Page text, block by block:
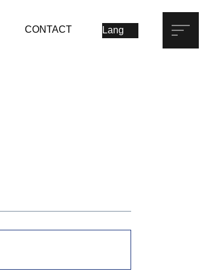
CONTACT